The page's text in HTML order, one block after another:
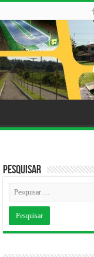
Pesquisar